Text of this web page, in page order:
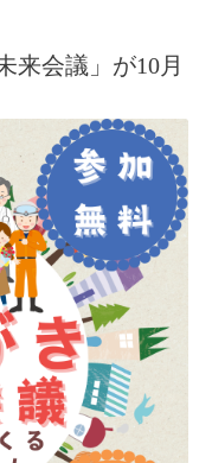
来会議」が10月